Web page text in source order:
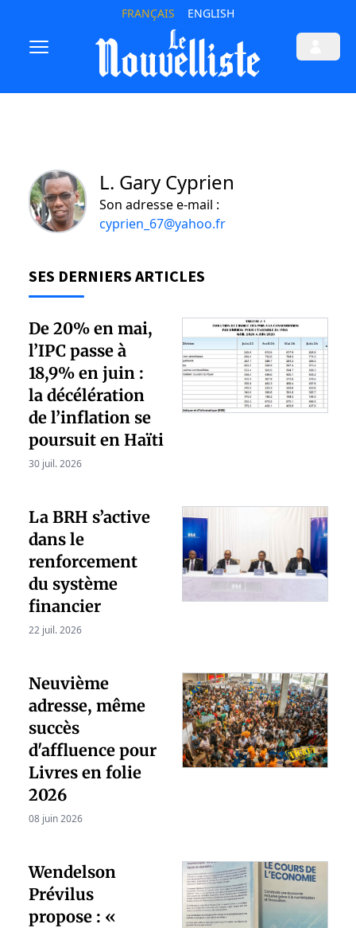
FRANÇAIS ENGLISH
L. Gary Cyprien
Son adresse e-mail :
cyprien_67@yahoo.fr
SES DERNIERS ARTICLES
De 20% en mai,
l’IPC passe à
18,9% en juin :
la décélération
de l’inflation se
poursuit en Haïti
30 juil. 2026
La BRH s’active
dans le
renforcement
du système
financier
22 juil. 2026
Neuvième
adresse, même
succès
d'affluence pour
Livres en folie
2026
08 juin 2026
Wendelson
Prévilus
propose : «